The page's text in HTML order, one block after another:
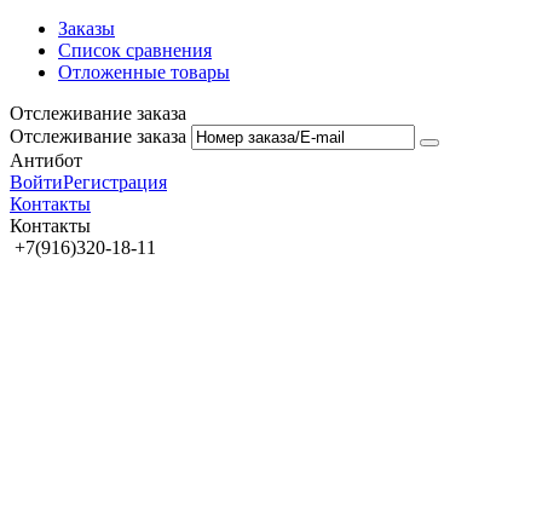
Заказы
Список сравнения
Отложенные товары
Отслеживание заказа
Отслеживание заказа
Антибот
ВойтиРегистрация
Контакты
Контакты
+7(916)320-18-11